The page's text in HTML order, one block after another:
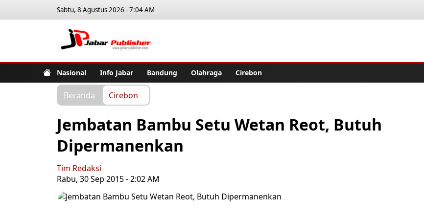
Sabtu, 8 Agustus 2026 - 7:04 AM
Nasional Info Jabar Bandung Olahraga Cirebon
Beranda Cirebon
Jembatan Bambu Setu Wetan Reot, Butuh
Dipermanenkan
Tim Redaksi
Rabu, 30 Sep 2015 - 2:02 AM